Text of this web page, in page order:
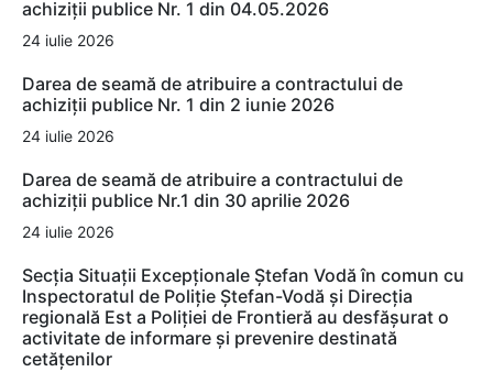
achiziții publice Nr. 1 din 04.05.2026
24 iulie 2026
Darea de seamă de atribuire a contractului de
achiziții publice Nr. 1 din 2 iunie 2026
24 iulie 2026
Darea de seamă de atribuire a contractului de
achiziții publice Nr.1 din 30 aprilie 2026
24 iulie 2026
Secția Situații Excepționale Ștefan Vodă în comun cu
Inspectoratul de Poliție Ștefan-Vodă și Direcția
regională Est a Poliției de Frontieră au desfășurat o
activitate de informare și prevenire destinată
cetățenilor